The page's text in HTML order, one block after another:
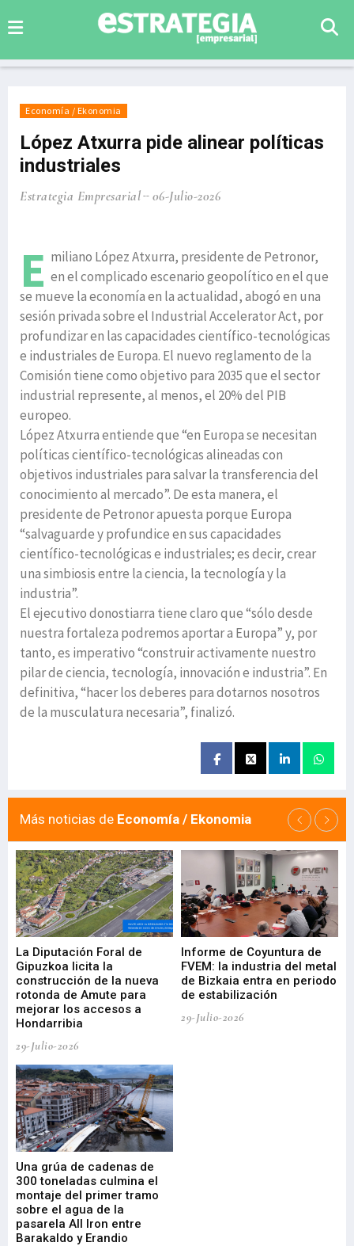
Economía / Ekonomia
López Atxurra pide alinear políticas
industriales
Estrategia Empresarial 06-Julio-2026
E miliano López Atxurra, presidente de Petronor,
en el complicado escenario geopolítico en el que
se mueve la economía en la actualidad, abogó en una
sesión privada sobre el Industrial Accelerator Act, por
profundizar en las capacidades científico-tecnológicas
e industriales de Europa. El nuevo reglamento de la
Comisión tiene como objetivo para 2035 que el sector
industrial represente, al menos, el 20% del PIB
europeo.
López Atxurra entiende que “en Europa se necesitan
políticas científico-tecnológicas alineadas con
objetivos industriales para salvar la transferencia del
conocimiento al mercado”. De esta manera, el
presidente de Petronor apuesta porque Europa
“salvaguarde y profundice en sus capacidades
científico-tecnológicas e industriales; es decir, crear
una simbiosis entre la ciencia, la tecnología y la
industria”.
El ejecutivo donostiarra tiene claro que “sólo desde
nuestra fortaleza podremos aportar a Europa” y, por
tanto, es imperativo “construir activamente nuestro
pilar de ciencia, tecnología, innovación e industria”. En
definitiva, “hacer los deberes para dotarnos nosotros
de la musculatura necesaria”, finalizó.
Más noticias de Economía / Ekonomia
La Diputación Foral de
Gipuzkoa licita la
construcción de la nueva
rotonda de Amute para
mejorar los accesos a
Hondarribia
29-Julio-2026
Informe de Coyuntura de
FVEM: la industria del metal
de Bizkaia entra en periodo
de estabilización
29-Julio-2026
Una grúa de cadenas de
300 toneladas culmina el
montaje del primer tramo
sobre el agua de la
pasarela All Iron entre
Barakaldo y Erandio